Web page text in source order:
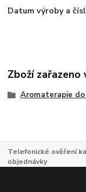
Datum výroby a
Zboží zařazeno
Aromaterapie
Telefonické ověření
objednávky